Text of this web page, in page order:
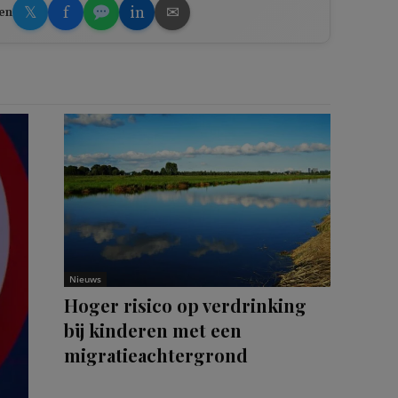
𝕏 f in ✉
Nieuws
Hoger risico op verdrinking
bij kinderen met een
migratieachtergrond